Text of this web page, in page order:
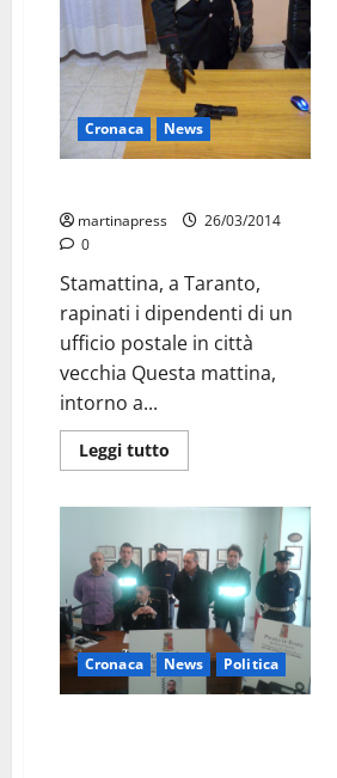
Cronaca News
martinapress
26/03/2014
0
Stamattina, a Taranto,
rapinati i dipendenti di un
ufficio postale in città
vecchia Questa mattina,
intorno a...
Leggi tutto
Cronaca News Politica